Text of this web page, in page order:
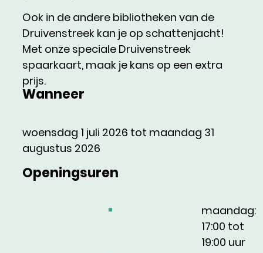
Ook in de andere bibliotheken van de
Druivenstreek kan je op schattenjacht!
Met onze speciale Druivenstreek
spaarkaart, maak je kans op een extra
prijs.
Wanneer
woensdag 1 juli 2026 tot maandag 31
augustus 2026
Openingsuren
maandag:
17:00 tot
19:00 uur